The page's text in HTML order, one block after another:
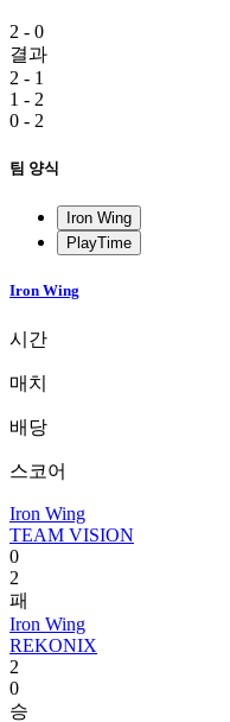
2 - 0
결과
2 - 1
1 - 2
0 - 2
팀 양식
Iron Wing
PlayTime
Iron Wing
시간
매치
배당
스코어
Iron Wing
TEAM VISION
0
2
패
Iron Wing
REKONIX
2
0
승